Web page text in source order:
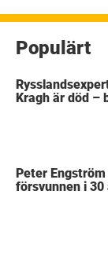
Populärt
Peter
försvunnen i 30